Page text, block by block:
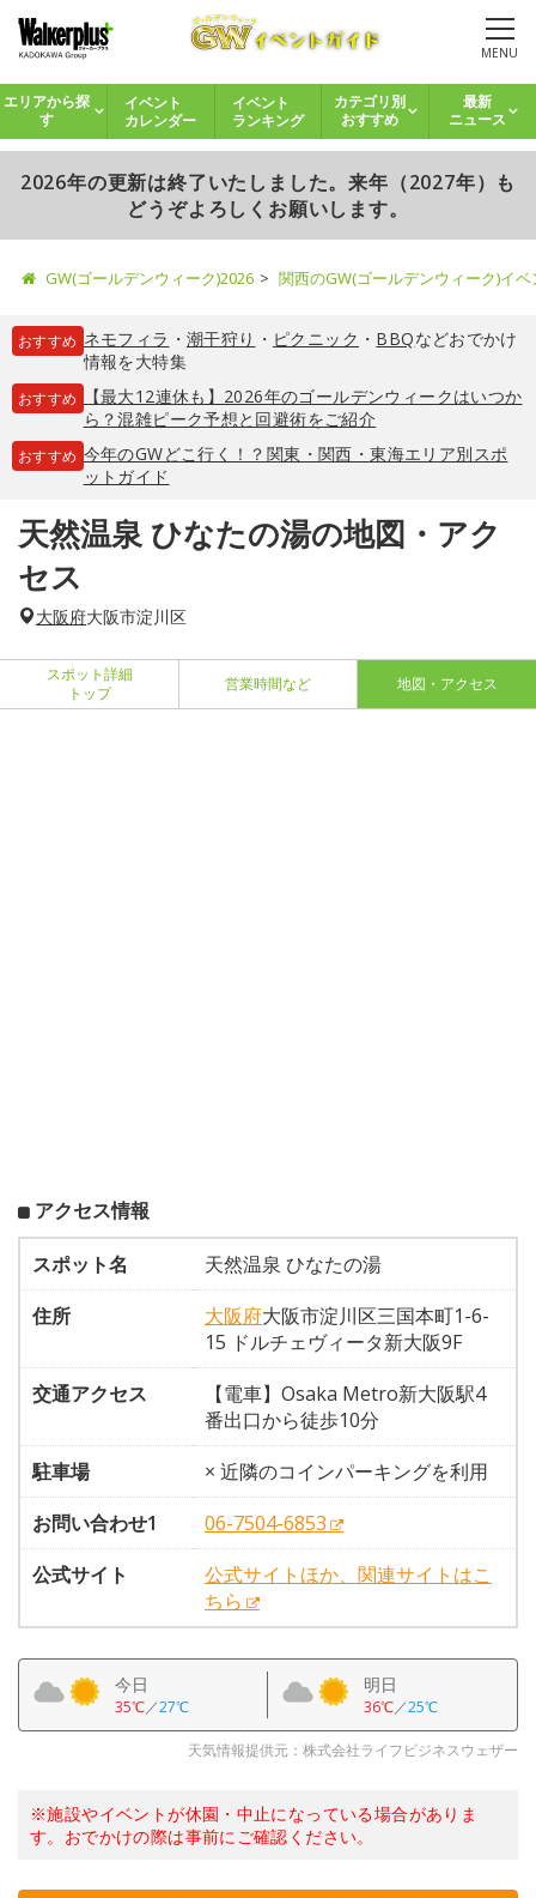
MENU
エリアから探
す
イベント
カレンダー
イベント
ランキング
カテゴリ別
おすすめ
最新
ニュース
2026年の更新は終了いたしました。来年（2027年）も
どうぞよろしくお願いします。
GW(ゴールデンウィーク)2026 関西のGW(ゴールデンウィーク)イ
おすすめ ネモフィラ ・ 潮干狩り ・ ピクニック ・ BBQなどおでかけ
情報を大特集
おすすめ
【最大12連休も】2026年のゴールデンウィークはいつか
ら？混雑ピーク予想と回避術をご紹介
おすすめ 今年のGWどこ行く！？関東・関西・東海エリア別スポ
ットガイド
天然温泉 ひなたの湯の地図・アク
セス
大阪府大阪市淀川区
スポット詳細
トップ
営業時間など 地図・アクセス
アクセス情報
スポット名
天然温泉 ひなたの湯
住所
大阪府大阪市淀川区三国本町1-6-
15 ドルチェヴィータ新大阪9F
交通アクセス
【電車】Osaka Metro新大阪駅4
番出口から徒歩10分
駐車場
× 近隣のコインパーキングを利用
お問い合わせ1
06-7504-6853
公式サイト
公式サイトほか、関連サイトはこ
ちら
今日
35℃／27℃
明日
36℃／25℃
天気情報提供元：株式会社ライフビジネスウェザー
※施設やイベントが休園・中止になっている場合がありま
す。おでかけの際は事前にご確認ください。